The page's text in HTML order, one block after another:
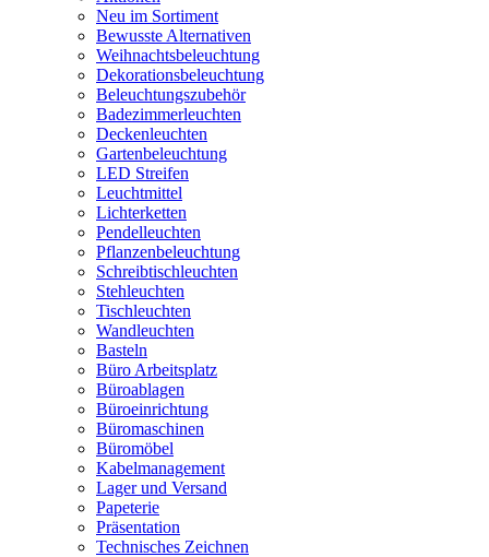
Neu im Sortiment
Bewusste Alternativen
Weihnachtsbeleuchtung
Dekorationsbeleuchtung
Beleuchtungszubehör
Badezimmerleuchten
Deckenleuchten
Gartenbeleuchtung
LED Streifen
Leuchtmittel
Lichterketten
Pendelleuchten
Pflanzenbeleuchtung
Schreibtischleuchten
Stehleuchten
Tischleuchten
Wandleuchten
Basteln
Büro Arbeitsplatz
Büroablagen
Büroeinrichtung
Büromaschinen
Büromöbel
Kabelmanagement
Lager und Versand
Papeterie
Präsentation
Technisches Zeichnen